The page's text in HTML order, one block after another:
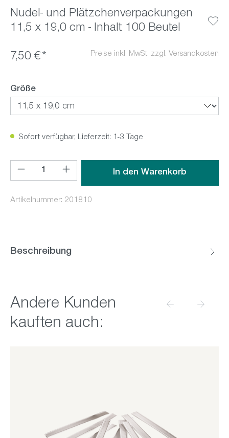
Nudel- und Plätzchenverpackungen
11,5 x 19,0 cm - Inhalt 100 Beutel
7,50 €* Preise inkl. MwSt. zzgl. Versandkosten
Größeauswählen
Sofort verfügbar, Lieferzeit: 1-3 Tage
Produkt Anzahl: Gib den gewünschten Wert ein oder
In den Warenkorb
Artikelnummer: 201810
Beschreibung
Produktgalerie überspringen
Andere Kunden
kauften auch: